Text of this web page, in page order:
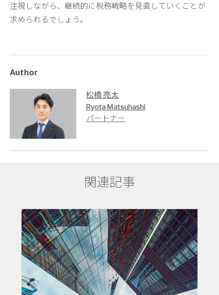
注視しながら、継続的に税務戦略を見直していくことが
求められるでしょう。
Author
松橋 亮太
Ryota Matsuhashi
パートナー
関連記事